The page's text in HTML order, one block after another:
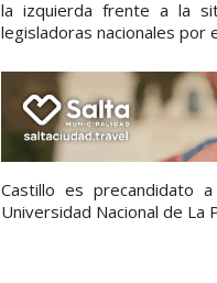
la izquierda frente a la
legisladoras nacionales por
Castillo es precandidato
Universidad Nacional de La